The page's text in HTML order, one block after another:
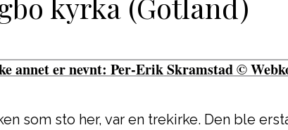
annet er nevnt: Per-Erik Skramstad ©
som sto her, var en trekirke. Den ble